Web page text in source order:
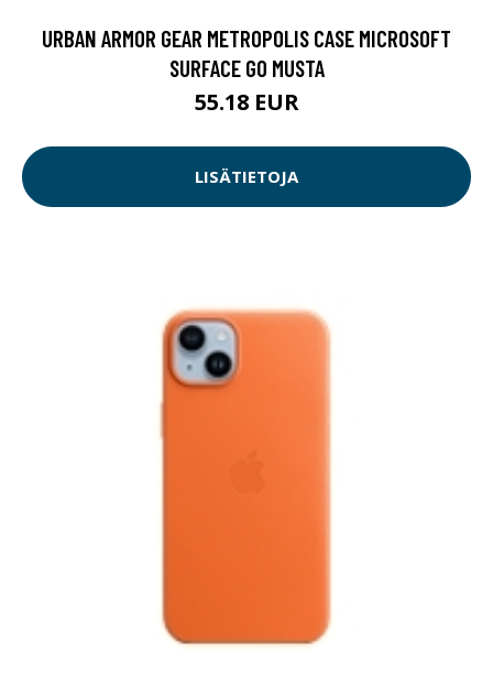
URBAN ARMOR GEAR METROPOLIS CASE MICROSOFT
SURFACE GO MUSTA
55.18 EUR
LISÄTIETOJA